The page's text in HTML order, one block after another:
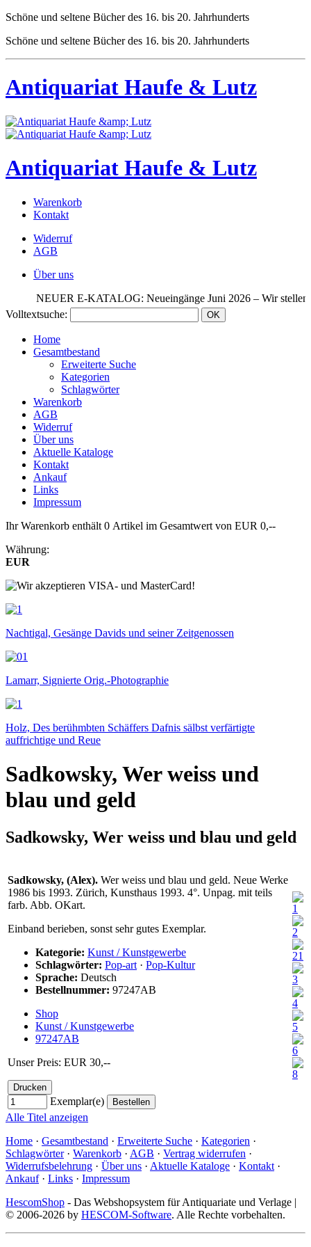
Schöne und seltene Bücher des 16. bis 20. Jahrhunderts
Schöne und seltene Bücher des 16. bis 20. Jahrhunderts
Antiquariat Haufe & Lutz
Antiquariat Haufe & Lutz
Warenkorb
Kontakt
Widerruf
AGB
Über uns
NEUER E-KATALOG: Neueingänge Juni 2026 – Wir stellen
Volltextsuche:
Home
Gesamtbestand
Erweiterte Suche
Kategorien
Schlagwörter
Warenkorb
AGB
Widerruf
Über uns
Aktuelle Kataloge
Kontakt
Ankauf
Links
Impressum
Ihr Warenkorb enthält 0 Artikel im Gesamtwert von EUR 0,--
Währung:
EUR
Nachtigal, Gesänge Davids und seiner Zeitgenossen
Lamarr, Signierte Orig.-Photographie
Holz, Des berühmbten Schäffers Dafnis sälbst verfärtigte
auffrichtige und Reue
Sadkowsky, Wer weiss und
blau und geld
Sadkowsky, Wer weiss und blau und geld
Sadkowsky, (Alex). Wer weiss und blau und geld. Neue Werke
1986 bis 1993. Zürich, Kunsthaus 1993. 4°. Unpag. mit teils
farb. Abb. OKart.
Einband berieben, sonst sehr gutes Exemplar.
Kategorie: Kunst / Kunstgewerbe
Schlagwörter: Pop-art · Pop-Kultur
Sprache: Deutsch
Bestellnummer: 97247AB
Shop
Kunst / Kunstgewerbe
97247AB
Unser Preis: EUR 30,--
Exemplar(e)
Alle Titel anzeigen
Home · Gesamtbestand · Erweiterte Suche · Kategorien ·
Schlagwörter· Warenkorb · AGB · Vertrag widerrufen ·
Widerrufsbelehrung · Über uns · Aktuelle Kataloge · Kontakt ·
Ankauf· Links · Impressum
HescomShop - Das Webshopsystem für Antiquariate und Verlage |
© 2006-2026 by HESCOM-Software. Alle Rechte vorbehalten.